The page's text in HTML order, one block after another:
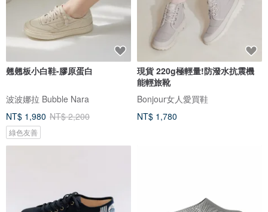
翹翹板小白鞋-膠原蛋白
波波娜拉 Bubble Nara
NT$ 1,980 NT$ 2,200
綠色友善
現貨 220g極輕量!防潑水抗震機
能輕旅靴
Bonjour女人愛買鞋
NT$ 1,780